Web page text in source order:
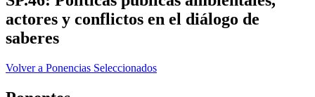
actores y conflictos en el diálogo de
saberes
Volver a Ponencias Seleccionados